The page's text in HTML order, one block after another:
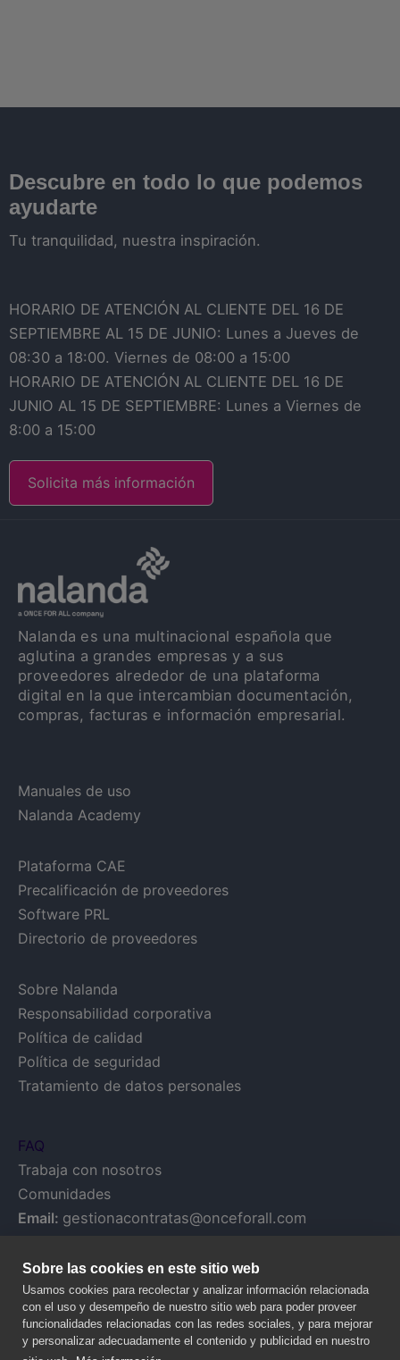
Descubre en todo lo que podemos
ayudarte
Tu tranquilidad, nuestra inspiración.
HORARIO DE ATENCIÓN AL CLIENTE DEL 16 DE
SEPTIEMBRE AL 15 DE JUNIO: Lunes a Jueves de
08:30 a 18:00. Viernes de 08:00 a 15:00
HORARIO DE ATENCIÓN AL CLIENTE DEL 16 DE
JUNIO AL 15 DE SEPTIEMBRE: Lunes a Viernes de
8:00 a 15:00
Solicita más información
Nalanda es una multinacional española que
aglutina a grandes empresas y a sus
proveedores alrededor de una plataforma
digital en la que intercambian documentación,
compras, facturas e información empresarial.
Manuales de uso
Nalanda Academy
Plataforma CAE
Precalificación de proveedores
Software PRL
Directorio de proveedores
Sobre Nalanda
Responsabilidad corporativa
Política de calidad
Política de seguridad
Tratamiento de datos personales
FAQ
Trabaja con nosotros
Comunidades
Email: gestionacontratas@onceforall.com
Sobre las cookies en este sitio web
Usamos cookies para recolectar y analizar información relacionada
con el uso y desempeño de nuestro sitio web para poder proveer
funcionalidades relacionadas con las redes sociales, y para mejorar
y personalizar adecuadamente el contenido y publicidad en nuestro